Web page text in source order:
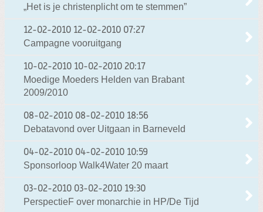
„Het is je christenplicht om te stemmen”
12-02-2010 12-02-2010 07:27
Campagne vooruitgang
10-02-2010 10-02-2010 20:17
Moedige Moeders Helden van Brabant
2009/2010
08-02-2010 08-02-2010 18:56
Debatavond over Uitgaan in Barneveld
04-02-2010 04-02-2010 10:59
Sponsorloop Walk4Water 20 maart
03-02-2010 03-02-2010 19:30
PerspectieF over monarchie in HP/De Tijd